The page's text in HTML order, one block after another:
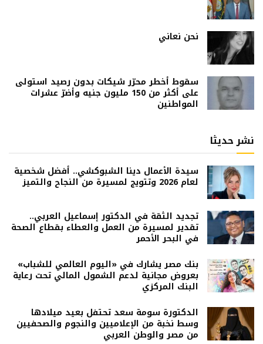
نحن نعاني
سقوط أخطر محرّر شيكات بدون رصيد استولى
على أكثر من 150 مليون جنيه وأضرّ عشرات
المواطنين
نشر حديثا
سيدة الأعمال دينا الشبوكشي.. أفضل شخصية
لعام 2026 وتتويج لمسيرة من النجاح والتميز
تجديد الثقة في الدكتور إسماعيل العربي..
تقدير لمسيرة من العمل والعطاء بقطاع الصحة
في البحر الأحمر
بنك مصر يشارك في «اليوم العالمي للشباب»
بعروض مجانية لدعم الشمول المالي تحت رعاية
البنك المركزي
الدكتورة سومة سعد تحتفل بعيد ميلادها
وسط نخبة من الإعلاميين والنجوم والصحفيين
من مصر والوطن العربي